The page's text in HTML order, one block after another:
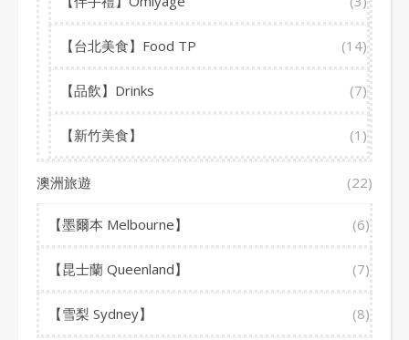
【台北美食】Food TP (14)
【品飲】Drinks (7)
【新竹美食】 (1)
澳洲旅遊 (22)
【墨爾本 Melbourne】 (6)
【昆士蘭 Queenland】 (7)
【雪梨 Sydney】 (8)